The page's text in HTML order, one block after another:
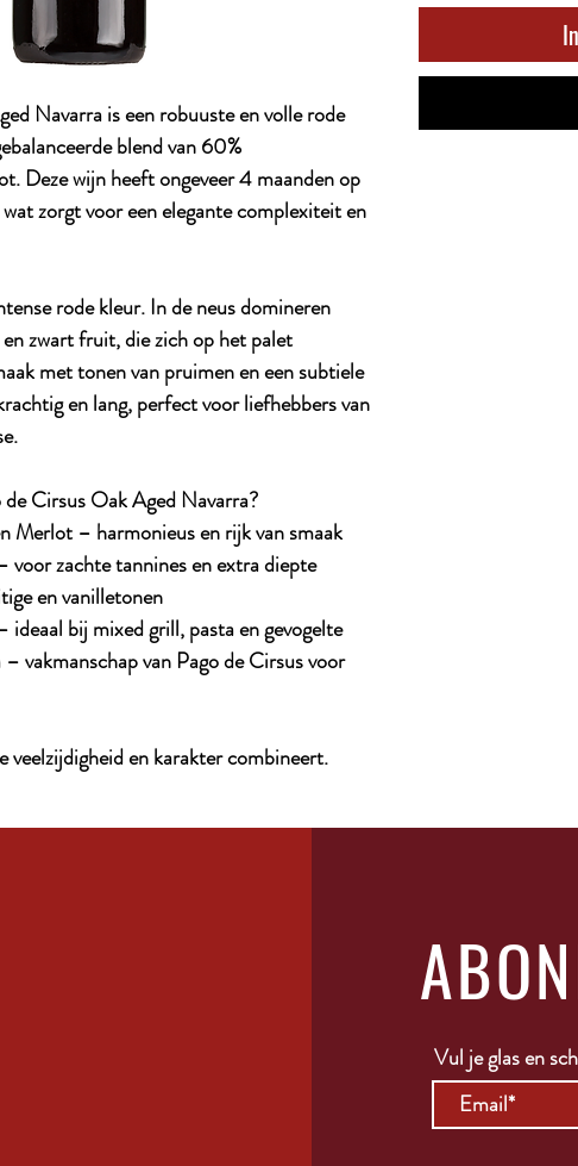
Navarra is een robuuste en volle rode
blend van 60%
Deze wijn heeft ongeveer 4 maanden op
zorgt voor een elegante complexiteit en
rode kleur. In de neus domineren
en zwart fruit, die zich op het palet
met tonen van pruimen en een subtiele
en lang, perfect voor liefhebbers van
Cirsus Oak Aged Navarra?
Merlot – harmonieus en rijk van smaak
zachte tannines en extra diepte
en vanilletonen
bij mixed grill, pasta en gevogelte
vakmanschap van Pago de Cirsus voor
veelzijdigheid en karakter combineert.
Vul je glas en